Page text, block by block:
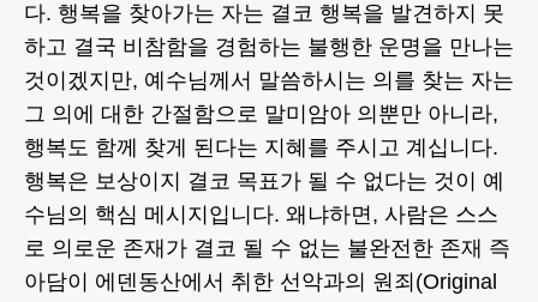
다. 행복을 찾아가는 자는 결코 행복을 발견하지 못
하고 결국 비참함을 경험하는 불행한 운명을 만나는
것이겠지만, 예수님께서 말씀하시는 의를 찾는 자는
그 의에 대한 간절함으로 말미암아 의뿐만 아니라,
행복도 함께 찾게 된다는 지혜를 주시고 계십니다.
행복은 보상이지 결코 목표가 될 수 없다는 것이 예
수님의 핵심 메시지입니다. 왜냐하면, 사람은 스스
로 의로운 존재가 결코 될 수 없는 불완전한 존재 즉
아담이 에덴동산에서 취한 선악과의 원죄(Original